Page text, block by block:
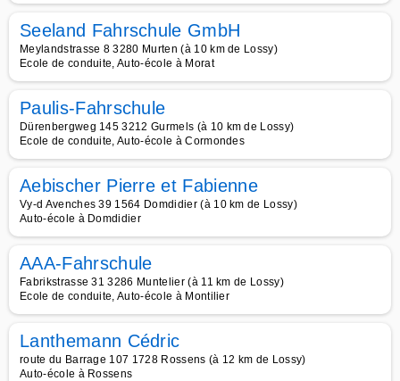
Seeland Fahrschule GmbH
Meylandstrasse 8 3280 Murten (à 10 km de Lossy)
Ecole de conduite, Auto-école à Morat
Paulis-Fahrschule
Dürenbergweg 145 3212 Gurmels (à 10 km de Lossy)
Ecole de conduite, Auto-école à Cormondes
Aebischer Pierre et Fabienne
Vy-d Avenches 39 1564 Domdidier (à 10 km de Lossy)
Auto-école à Domdidier
AAA-Fahrschule
Fabrikstrasse 31 3286 Muntelier (à 11 km de Lossy)
Ecole de conduite, Auto-école à Montilier
Lanthemann Cédric
route du Barrage 107 1728 Rossens (à 12 km de Lossy)
Auto-école à Rossens